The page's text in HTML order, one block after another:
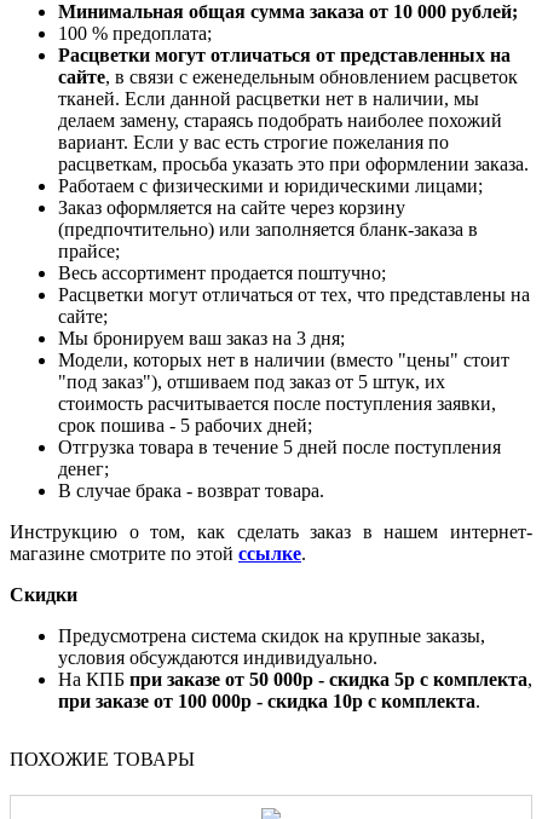
Минимальная общая сумма заказа от 10 000 рублей;
100 % предоплата;
Расцветки могут отличаться от представленных на
сайте, в связи с еженедельным обновлением расцветок
тканей. Если данной расцветки нет в наличии, мы
делаем замену, стараясь подобрать наиболее похожий
вариант. Если у вас есть строгие пожелания по
расцветкам, просьба указать это при оформлении заказа.
Работаем с физическими и юридическими лицами;
Заказ оформляется на сайте через корзину
(предпочтительно) или заполняется бланк-заказа в
прайсе;
Весь ассортимент продается поштучно;
Расцветки могут отличаться от тех, что представлены на
сайте;
Мы бронируем ваш заказ на 3 дня;
Модели, которых нет в наличии (вместо "цены" стоит
"под заказ"), отшиваем под заказ от 5 штук, их
стоимость расчитывается после поступления заявки,
срок пошива - 5 рабочих дней;
Отгрузка товара в течение 5 дней после поступления
денег;
В случае брака - возврат товара.
Инструкцию о том, как сделать заказ в нашем интернет-
магазине смотрите по этой ссылке.
Скидки
Предусмотрена система скидок на крупные заказы,
условия обсуждаются индивидуально.
На КПБ при заказе от 50 000р - скидка 5р с комплекта,
при заказе от 100 000р - скидка 10р с комплекта.
ПОХОЖИЕ ТОВАРЫ